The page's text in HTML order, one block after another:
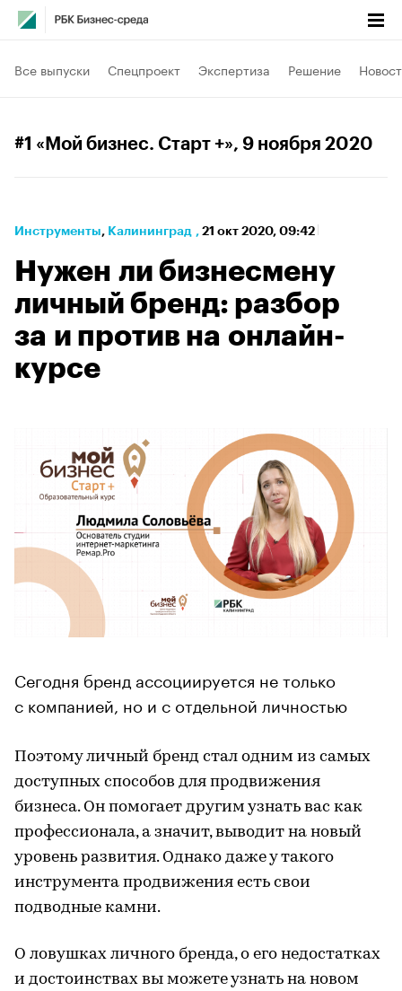
Все выпуски Спецпроект Экспертиза Решение
#1 «Мой бизнес. Старт +», 9 ноября 2020
Инструменты⁠, Калининград , 21 окт 2020, 09:42
Нужен ли бизнесмену
личный бренд: разбор
за и против на онлайн-
курсе
Сегодня бренд ассоциируется не только
с компанией, но и с отдельной личностью
Поэтому личный бренд стал одним из самых
доступных способов для продвижения
бизнеса. Он помогает другим узнать вас как
профессионала, а значит, выводит на новый
уровень развития. Однако даже у такого
инструмента продвижения есть свои
подводные камни.
О ловушках личного бренда, о его недостатках
и достоинствах вы можете узнать на новом